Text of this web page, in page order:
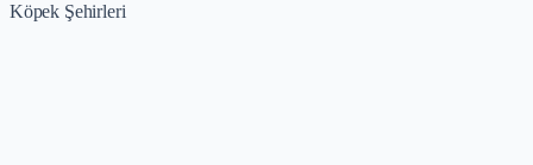
Köpek Şehirleri